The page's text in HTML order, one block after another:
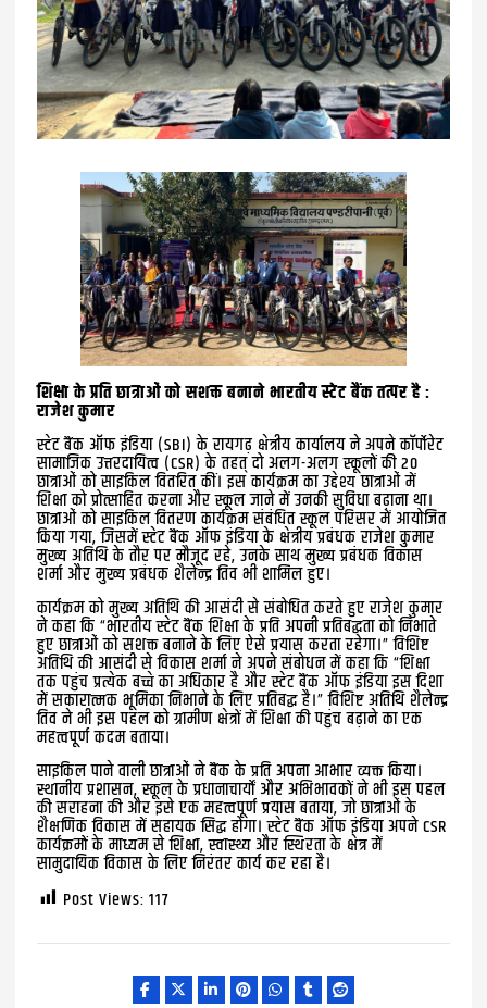
शिक्षा के प्रति छात्राओं को सशक्त बनाने भारतीय स्टेट बैंक तत्पर है :
राजेश कुमार
स्टेट बैंक ऑफ इंडिया (SBI) के रायगढ़ क्षेत्रीय कार्यालय ने अपने कॉर्पोरेट
सामाजिक उत्तरदायित्व (CSR) के तहत् दो अलग-अलग स्कूलों की 20
छात्राओं को साइकिल वितरित कीं। इस कार्यक्रम का उद्देश्य छात्राओं में
शिक्षा को प्रोत्साहित करना और स्कूल जाने में उनकी सुविधा बढ़ाना था।
छात्राओं को साइकिल वितरण कार्यक्रम संबंधित स्कूल परिसर में आयोजित
किया गया, जिसमें स्टेट बैंक ऑफ इंडिया के क्षेत्रीय प्रबंधक राजेश कुमार
मुख्य अतिथि के तौर पर मौजूद रहे, उनके साथ मुख्य प्रबंधक विकास
शर्मा और मुख्य प्रबंधक शैलेन्द्र तिव भी शामिल हुए।
कार्यक्रम को मुख्य अतिथि की आसंदी से संबोधित करते हुए राजेश कुमार
ने कहा कि “भारतीय स्टेट बैंक शिक्षा के प्रति अपनी प्रतिबद्धता को निभाते
हुए छात्राओं को सशक्त बनाने के लिए ऐसे प्रयास करता रहेगा।” विशिष्ट
अतिथि की आसंदी से विकास शर्मा ने अपने संबोधन में कहा कि “शिक्षा
तक पहुंच प्रत्येक बच्चे का अधिकार है और स्टेट बैंक ऑफ इंडिया इस दिशा
में सकारात्मक भूमिका निभाने के लिए प्रतिबद्ध है।” विशिष्ट अतिथि शैलेन्द्र
तिव ने भी इस पहल को ग्रामीण क्षेत्रों में शिक्षा की पहुंच बढ़ाने का एक
महत्वपूर्ण कदम बताया।
साइकिल पाने वाली छात्राओं ने बैंक के प्रति अपना आभार व्यक्त किया।
स्थानीय प्रशासन, स्कूल के प्रधानाचार्यों और अभिभावकों ने भी इस पहल
की सराहना की और इसे एक महत्वपूर्ण प्रयास बताया, जो छात्राओं के
शैक्षणिक विकास में सहायक सिद्ध होगा। स्टेट बैंक ऑफ इंडिया अपने CSR
कार्यक्रमों के माध्यम से शिक्षा, स्वास्थ्य और स्थिरता के क्षेत्र में
सामुदायिक विकास के लिए निरंतर कार्य कर रहा है।
Post Views: 117